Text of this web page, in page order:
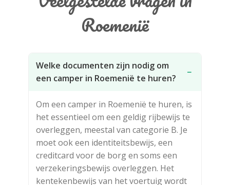
Roemenië
Welke documenten zijn nodig om
een camper in Roemenië te huren?
−
Om een camper in Roemenië te huren, is
het essentieel om een geldig rijbewijs te
overleggen, meestal van categorie B. Je
moet ook een identiteitsbewijs, een
creditcard voor de borg en soms een
verzekeringsbewijs overleggen. Het
kentekenbewijs van het voertuig wordt